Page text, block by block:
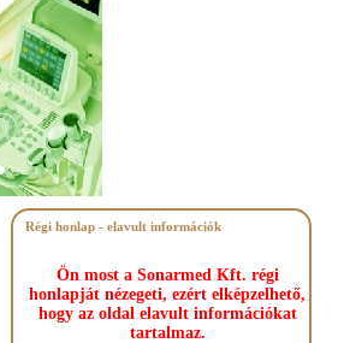
Régi honlap - elavult információk
Ön most a Sonarmed Kft. régi
honlapját nézegeti, ezért elképzelhető,
hogy az oldal elavult információkat
tartalmaz.